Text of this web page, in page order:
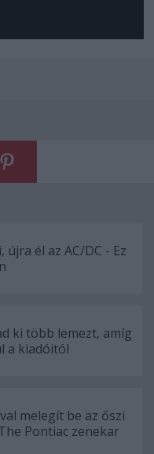
él az AC/DC - Ez
ki több lemezt, amíg
a kiadóitól
melegít be az őszi
Pontiac zenekar